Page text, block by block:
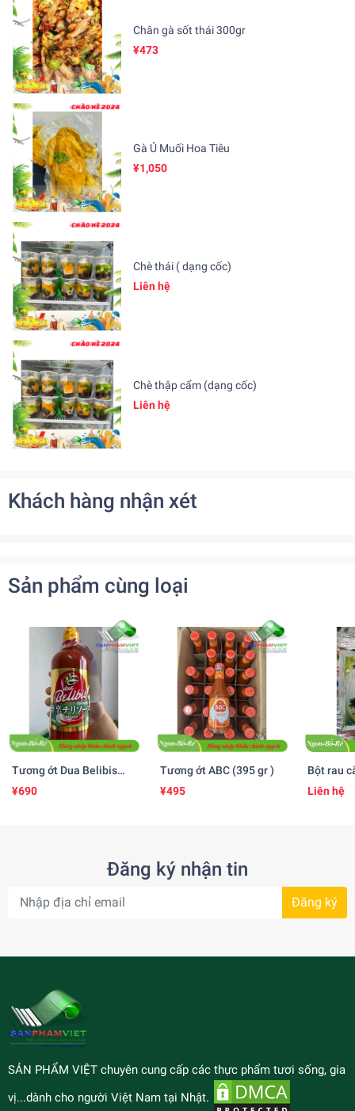
Chân gà sốt thái 300gr
¥473
Gà Ủ Muối Hoa Tiêu
¥1,050
Chè thái ( dạng cốc)
Liên hệ
Chè thập cẩm (dạng cốc)
Liên hệ
Khách hàng nhận xét
Sản phẩm cùng loại
Tương ớt Dua Belibis
(535 ml)
¥690
Tương ớt ABC (395 gr )
¥495
Bột rau
25gr )
Liên hệ
Đăng ký nhận tin
Đăng ký
SẢN PHẨM VIỆT chuyên cung cấp các thực phẩm tươi sống, gia
vị...dành cho người Việt Nam tại Nhật.